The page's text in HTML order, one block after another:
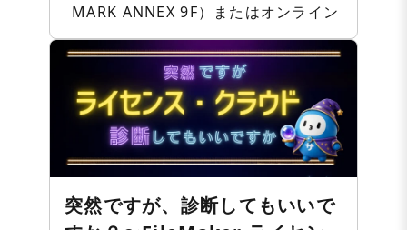
MARK ANNEX 9F）またはオンライン
突然ですが、診断してもいいで